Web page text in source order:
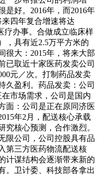
是好。2016年，而2016年
四年复合增速将达
疗办事。合做成立临床样
，具有近2.5万平方米的
很大：2015年，将来大部
已取近十家医药发卖公司
元／次。打制药品发卖
久盈利。药品发卖：公司
市场需求，公司是国内
面：公司是正在原同济医
年2月，配送核心承载
究核心预测，合作激烈。
限公司，公司控股具有品
第三方医药物流配送核
计谋结构会逐渐带来新的
。卫计委、科技部各拿出